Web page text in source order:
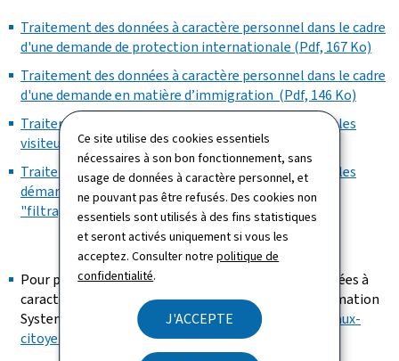
Ce site utilise des cookies essentiels
nécessaires à son bon fonctionnement, sans
usage de données à caractère personnel, et
ne pouvant pas être refusés. Des cookies non
essentiels sont utilisés à des fins statistiques
et seront activés uniquement si vous les
acceptez. Consulter notrepolitique de
confidentialité.
J'ACCEPTE
Traitement des données à caractère personnel dans le cadre
d'une demande de protection internationale (Pdf, 167 Ko)
Traitement des données à caractère personnel dans le cadre
d'une demande en matière d’immigration (Pdf, 146 Ko)
Traitement des données à caractère personnel pour les
visiteurs de la DGIM (Pdf, 157 Ko)
Traitement des données à caractère personnel pour les
démarches liées au contrôle d'immigration (y inclus
"filtrage") (Pdf, 340 Ko)
Pour plus d'informations sur le traitement des données à
caractère en relation avec le système VIS (Visa Information
System) :
https://mae.gouvernement.lu/fr/services-aux-
citoyens/visa-immigration.html